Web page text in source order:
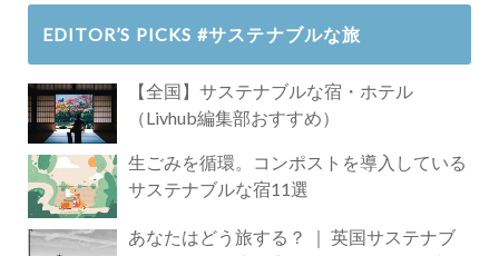
EDITOR’S PICKS #サステナブルな旅
【全国】サステナブルな宿・ホテル
（Livhub編集部おすすめ）
生ごみを循環。コンポストを導入している
サステナブルな宿11選
あなたはどう旅する？ ｜ 英国サステナブ